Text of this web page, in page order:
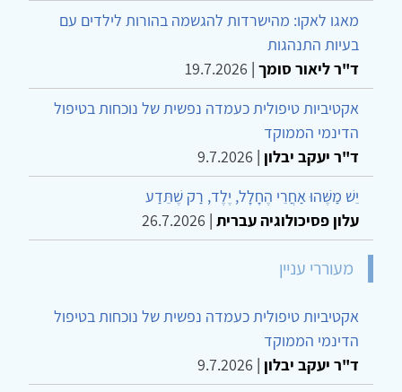
מאגו לאקו: מהישרדות להגשמה בהורות לילדים עם
בעיות התנהגות
ד"ר ליאור סומך |
19.7.2026
אקטיביות טיפולית כעמדה נפשית של נוכחות בטיפול
הדינמי הממוקד
ד"ר יעקב יבלון |
9.7.2026
יֵשׁ מַשֶּׁהוּ אַחֲרֵי הֶחָלָל, יֶלֶד, רַק שֶׁתֵּדַע
עלון פסיכולוגיה עברית |
26.7.2026
מעוררי עניין
אקטיביות טיפולית כעמדה נפשית של נוכחות בטיפול
הדינמי הממוקד
ד"ר יעקב יבלון |
9.7.2026